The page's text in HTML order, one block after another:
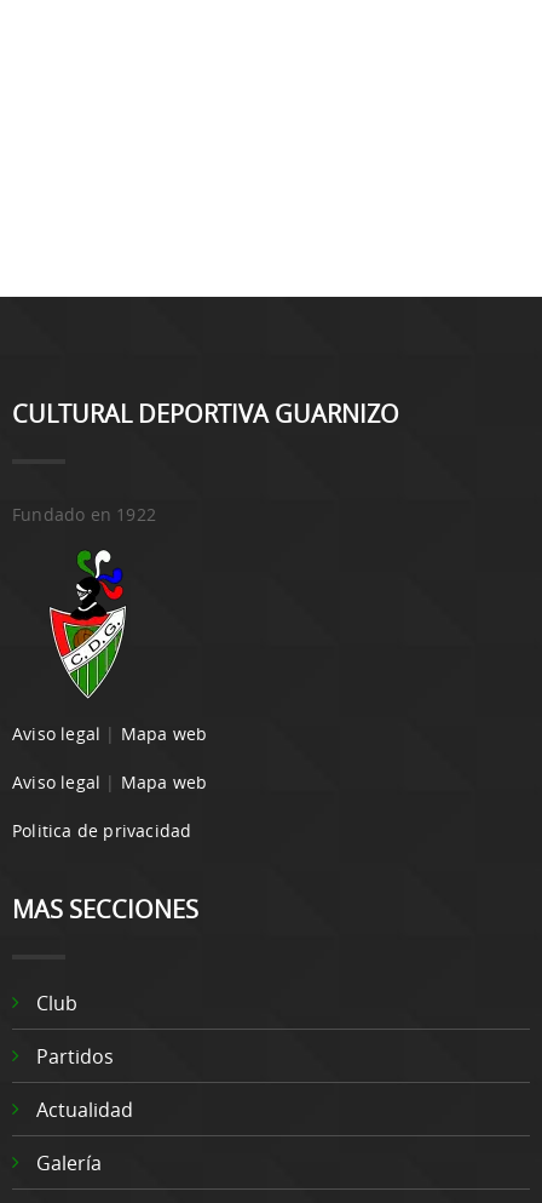
CULTURAL DEPORTIVA GUARNIZO
Fundado en 1922
Aviso legal | Mapa web
Aviso legal | Mapa web
Politica de privacidad
MAS SECCIONES
Club
Partidos
Actualidad
Galería